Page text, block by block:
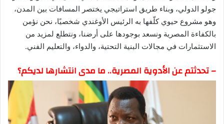
جولو الدولي، وبناء طريق استراتيجي يختصر المسافات بين المدن،
وهو مشروع حيوي كلّفها به الرئيس الأوغندي شخصيًا، نحن نؤمن
بالكفاءة المصرية ونسعد بوجودها على أرضنا، ونتطلع لمزيد من
الاستثمارات في مجالات البنية التحتية، والدواء، والتعليم الفني.
– تحدثتم عن الأدوية المصرية.. ما مدى انتشارها لديكم؟